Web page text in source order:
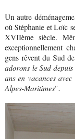
Un autre
où Stéphanie et Loïc
XVIIème siècle.
exceptionnellement
gens rêvent du Sud
adorons le Sud
ans en vacances
Alpes-Maritimes".